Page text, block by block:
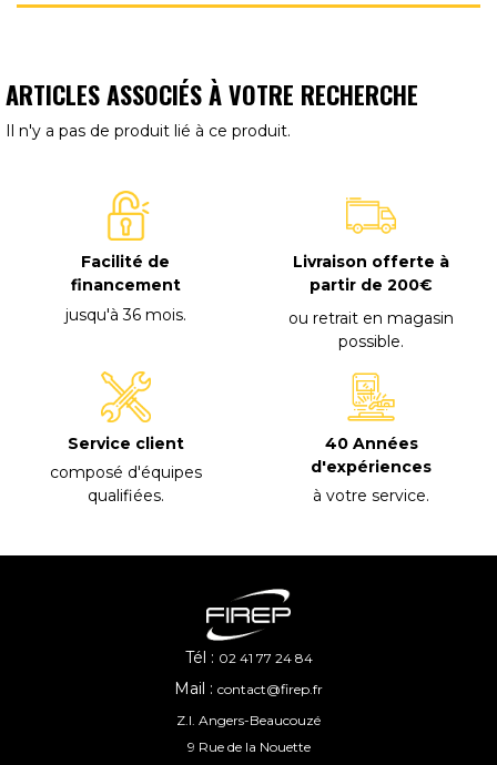
ARTICLES ASSOCIÉS À VOTRE RECHERCHE
Il n'y a pas de produit lié à ce produit.
Facilité de
financement
jusqu'à 36 mois.
Livraison offerte à
partir de 200€
ou retrait en magasin
possible.
Service client
composé d'équipes
qualifiées.
40 Années
d'expériences
à votre service.
Tél : 02 41 77 24 84
Mail : contact@firep.fr
Z.I. Angers-Beaucouzé
9 Rue de la Nouette